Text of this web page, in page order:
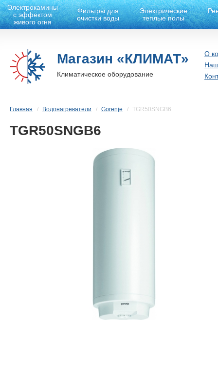
Электрокамины
с эффектом
живого огня
Фильтры для
очистки воды
Электрические
теплые полы
Магазин «КЛИМАТ»
Климатическое оборудование
О
Главная Водонагреватели Gorenje TGR50SNGB6
TGR50SNGB6